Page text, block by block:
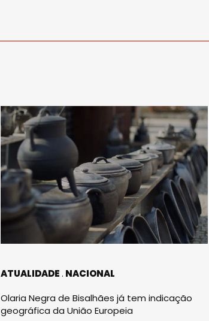
ATUALIDADE NACIONAL
Olaria Negra de Bisalhães já tem indicação
geográfica da União Europeia